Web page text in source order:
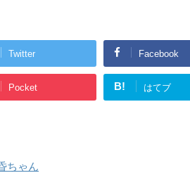
Twitter Facebook
Pocket B! はてブ
ちゃん